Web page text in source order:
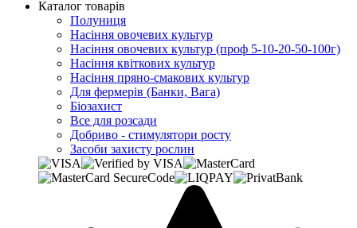
Каталог товарів
Полуниця
Насіння овочевих культур
Насіння овочевих культур (проф 5-10-20-50-100г)
Насіння квіткових культур
Насіння пряно-смакових культур
Для фермерів (Банки, Вага)
Біозахист
Все для розсади
Добриво - стимулятори росту
Засоби захисту рослин